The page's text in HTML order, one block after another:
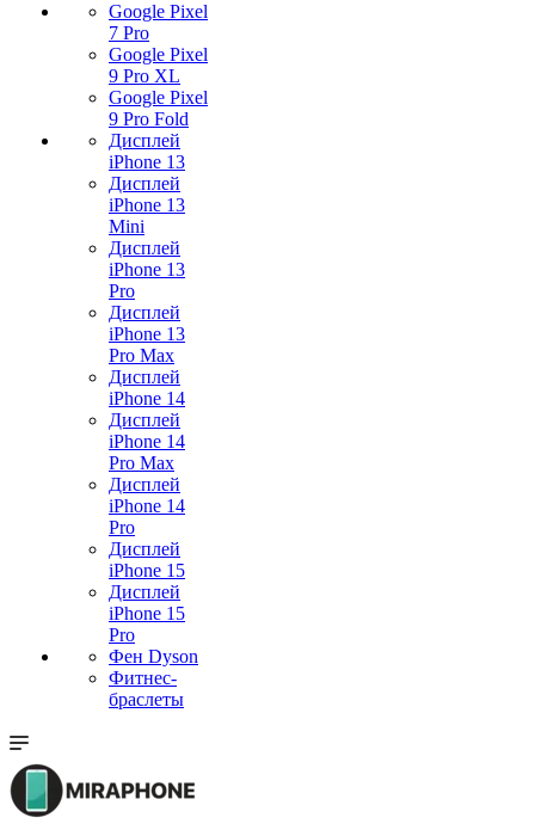
Google Pixel
7 Pro
Google Pixel
9 Pro XL
Google Pixel
9 Pro Fold
Дисплей
iPhone 13
Дисплей
iPhone 13
Mini
Дисплей
iPhone 13
Pro
Дисплей
iPhone 13
Pro Max
Дисплей
iPhone 14
Дисплей
iPhone 14
Pro Max
Дисплей
iPhone 14
Pro
Дисплей
iPhone 15
Дисплей
iPhone 15
Pro
Фен Dyson
Фитнес-
браслеты